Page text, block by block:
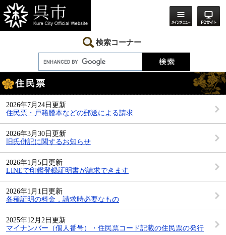
ー
ジ
の
ニ
ュ
ー
て
本
文
へ
検索コーナー
文
住民票
2026年7月24日更新
住民票・戸籍謄本などの郵送による請求
2026年3月30日更新
旧氏併記に関するお知らせ
2026年1月5日更新
LINEで印鑑登録証明書が請求できます
2026年1月1日更新
各種証明の料金，請求時必要なもの
2025年12月2日更新
マイナンバー（個人番号）・住民票コード記載の住民票の発行